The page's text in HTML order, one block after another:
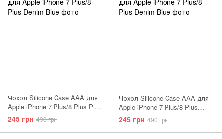
Чохол Silicone Case AAA для
Apple iPhone 7 Plus/8 Plus Pink
Sand
245 грн 490 грн
Чохол Silicone Case AAA для
Apple iPhone 7 Plus/8 Plus
Azure
245 грн 490 грн